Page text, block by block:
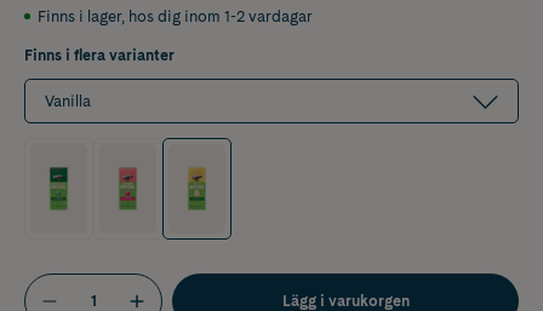
Finns i lager, hos dig inom 1-2 vardagar
Finns i flera varianter
Vanilla
Lägg i varukorgen